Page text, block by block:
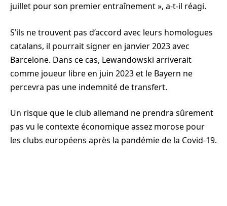
juillet pour son premier entraînement », a-t-il réagi.
S’ils ne trouvent pas d’accord avec leurs homologues
catalans, il pourrait signer en janvier 2023 avec
Barcelone. Dans ce cas, Lewandowski arriverait
comme joueur libre en juin 2023 et le Bayern ne
percevra pas une indemnité de transfert.
Un risque que le club allemand ne prendra sûrement
pas vu le contexte économique assez morose pour
les clubs européens après la pandémie de la Covid-19.